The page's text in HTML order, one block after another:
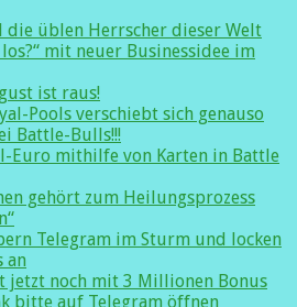
die üblen Herrscher dieser Welt
mit neuer Businessidee im
ist raus!
Pools verschiebt sich genauso
Battle-Bulls!!!
Euro mithilfe von Karten in Battle
gehört zum Heilungsprozess
Telegram im Sturm und locken
an
jetzt noch mit 3 Millionen Bonus
bitte auf Telegram öffnen